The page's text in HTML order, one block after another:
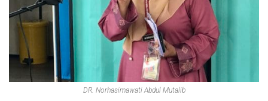
DR. Norhasimawati Abdul Mutalib